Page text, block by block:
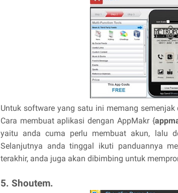
Untuk software yang satu ini memang
Cara membuat aplikasi dengan AppMakr {
yaitu anda cuma perlu membuat akun, lalu
Selanjutnya anda tinggal ikuti panduannya
terakhir, anda juga akan dibimbing untuk
5. Shoutem.